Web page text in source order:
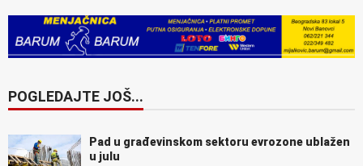
POGLEDAJTE JOŠ...
Pad u građevinskom sektoru evrozone ublažen
u julu